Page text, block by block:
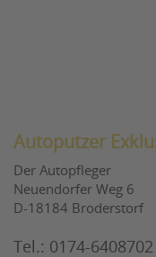
Autoputzer
Der Autopfleger
Neuendorfer Weg 6
D-18184 Broderstorf
Tel.: 0174-6408702